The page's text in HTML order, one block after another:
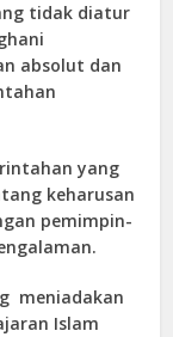
tidak diatur
absolut dan
yang
keharusan
pemimpin-
meniadakan
Islam